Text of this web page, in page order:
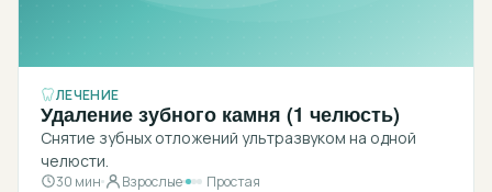
ЛЕЧЕНИЕ
Удаление зубного камня (1 челюсть)
Снятие зубных отложений ультразвуком на одной
челюсти.
30 мин Взрослые Простая